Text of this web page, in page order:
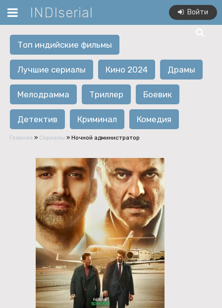
INDIserial Войти
Топ индийские фильмы
Лучшие сериалы Кино 2024 Драмы
Мелодрамма Триллер Боевик
Детектив Криминал Комедия
Главная » Сериалы » Ночной администратор